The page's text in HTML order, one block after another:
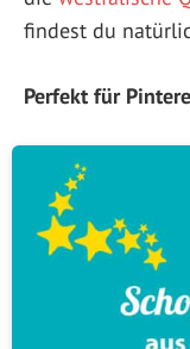
findest du
Perfekt für